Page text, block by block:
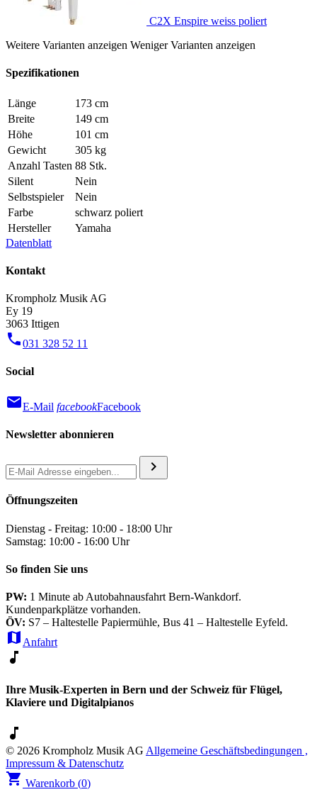
C2X Enspire weiss poliert
Weitere Varianten anzeigen Weniger Varianten anzeigen
Spezifikationen
Länge
173 cm
Breite
149 cm
Höhe
101 cm
Gewicht
305 kg
Anzahl Tasten 88 Stk.
Silent
Nein
Selbstspieler
Nein
Farbe
schwarz poliert
Hersteller
Yamaha
Datenblatt
Kontakt
Krompholz Musik AG
Ey 19
3063 Ittigen
phone031 328 52 11
Social
mailE-Mail facebookFacebook
Newsletter abonnieren
chevron_right
Öffnungszeiten
Dienstag - Freitag: 10:00 - 18:00 Uhr
Samstag: 10:00 - 16:00 Uhr
So finden Sie uns
PW: 1 Minute ab Autobahnausfahrt Bern-Wankdorf.
Kundenparkplätze vorhanden.
ÖV: S7 – Haltestelle Papiermühle, Bus 41 – Haltestelle Eyfeld.
map Anfahrt
music_note
Ihre Musik-Experten in Bern und der Schweiz für Flügel,
Klaviere und Digitalpianos
music_note
© 2026 Krompholz Musik AG Allgemeine Geschäftsbedingungen ,
Impressum & Datenschutz
shopping_cart Warenkorb (0)